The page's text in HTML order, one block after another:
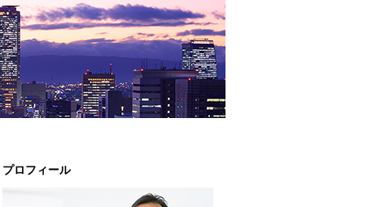
プロフィール